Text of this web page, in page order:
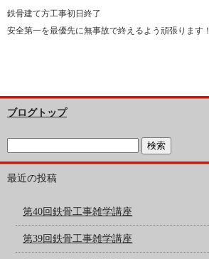
鉄骨建て方工事初日終了
安全第一を最優先に無事故で終えるよう頑張ります！
ブログトップ
最近の投稿
第40回鉄骨工事雑学講座
第39回鉄骨工事雑学講座